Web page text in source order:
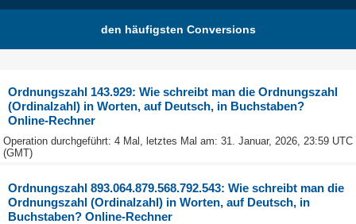
den häufigsten Conversions
Ordnungszahl 143.929: Wie schreibt man die Ordnungszahl
(Ordinalzahl) in Worten, auf Deutsch, in Buchstaben?
Online-Rechner
Operation durchgeführt: 4 Mal, letztes Mal am: 31. Januar, 2026, 23:59 UTC
(GMT)
Ordnungszahl 893.064.879.568.792.543: Wie schreibt man die
Ordnungszahl (Ordinalzahl) in Worten, auf Deutsch, in
Buchstaben? Online-Rechner